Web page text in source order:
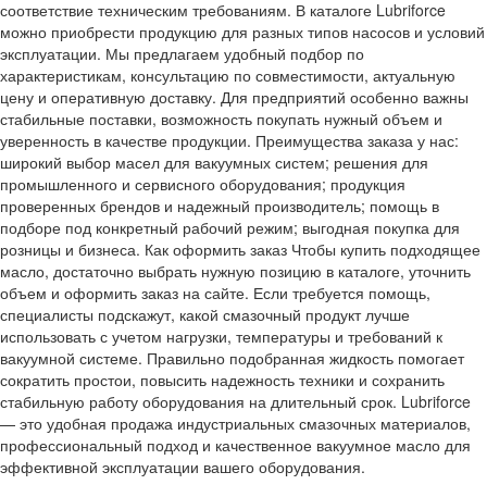
соответствие техническим требованиям. В каталоге Lubriforce
можно приобрести продукцию для разных типов насосов и условий
эксплуатации. Мы предлагаем удобный подбор по
характеристикам, консультацию по совместимости, актуальную
цену и оперативную доставку. Для предприятий особенно важны
стабильные поставки, возможность покупать нужный объем и
уверенность в качестве продукции. Преимущества заказа у нас:
широкий выбор масел для вакуумных систем; решения для
промышленного и сервисного оборудования; продукция
проверенных брендов и надежный производитель; помощь в
подборе под конкретный рабочий режим; выгодная покупка для
розницы и бизнеса. Как оформить заказ Чтобы купить подходящее
масло, достаточно выбрать нужную позицию в каталоге, уточнить
объем и оформить заказ на сайте. Если требуется помощь,
специалисты подскажут, какой смазочный продукт лучше
использовать с учетом нагрузки, температуры и требований к
вакуумной системе. Правильно подобранная жидкость помогает
сократить простои, повысить надежность техники и сохранить
стабильную работу оборудования на длительный срок. Lubriforce
— это удобная продажа индустриальных смазочных материалов,
профессиональный подход и качественное вакуумное масло для
эффективной эксплуатации вашего оборудования.